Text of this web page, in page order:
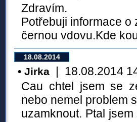
Zdravím.
Potřebuji informace
černou vdovu.Kde
18.08.2014
• Jirka | 18.08.2014
Cau chtel jsem se
nebo nemel problem
uzamknout. Ptal